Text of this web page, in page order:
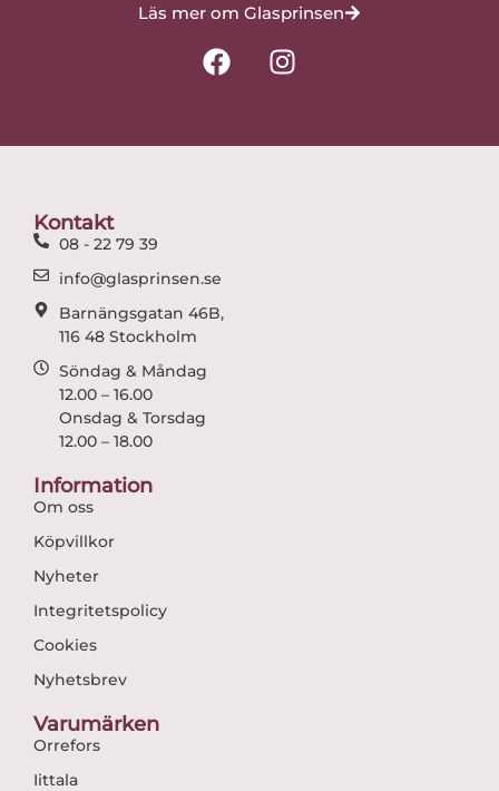
Läs mer om Glasprinsen
F
a
I
n
Kontakt
08 - 22 79 39
info@glasprinsen.se
Barnängsgatan 46B,
116 48 Stockholm
Söndag & Måndag
12.00 – 16.00
Onsdag & Torsdag
12.00 – 18.00
Information
Om oss
Köpvillkor
Nyheter
Integritetspolicy
Cookies
Nyhetsbrev
Varumärken
Orrefors
Iittala